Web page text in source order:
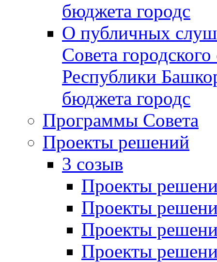
бюджета городс
О публичных
Совета
Республики
бюджета городс
Программы Совета
Проекты решений
3 созыв
Проекты
Проекты
Проекты
Проекты